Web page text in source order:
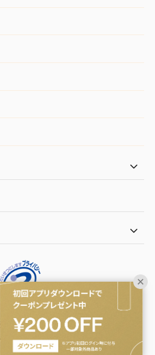
るなら | TANP（タンプ）
TANP Inc.